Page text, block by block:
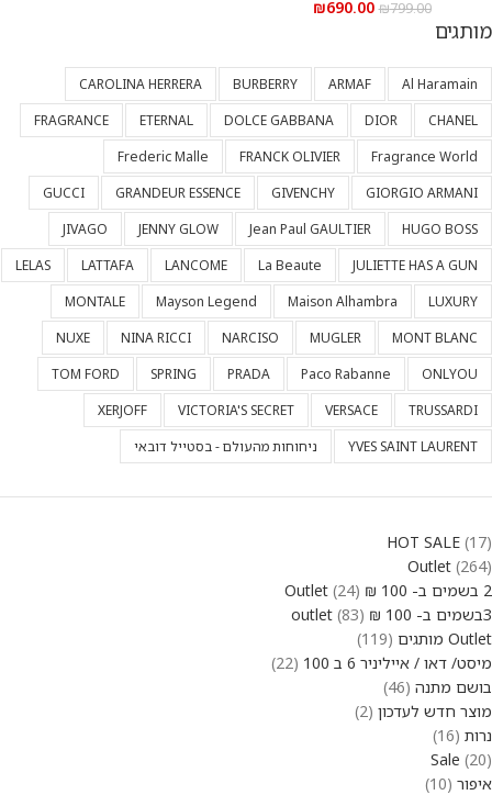
₪799.00
₪690.00
מותגים
Al Haramain
ARMAF
BURBERRY
CAROLINA HERRERA
CHANEL
DIOR
DOLCE GABBANA
ETERNAL
FRAGRANCE
Fragrance World
FRANCK OLIVIER
Frederic Malle
GIORGIO ARMANI
GIVENCHY
GRANDEUR ESSENCE
GUCCI
HUGO BOSS
Jean Paul GAULTIER
JENNY GLOW
JIVAGO
JULIETTE HAS A GUN
La Beaute
LANCOME
LATTAFA
LELAS
LUXURY
Maison Alhambra
Mayson Legend
MONTALE
MONT BLANC
MUGLER
NARCISO
NINA RICCI
NUXE
ONLYOU
Paco Rabanne
PRADA
SPRING
TOM FORD
TRUSSARDI
VERSACE
VICTORIA'S SECRET
XERJOFF
YVES SAINT LAURENT
ניחוחות מהעולם - בסטייל דובאי
HOT SALE 17
Outlet 264
2 בשמים ב- 100 ₪ Outlet
24
3בשמים ב- 100 ₪ outlet
83
Outlet מותגים
119
מיסט/ דאו / אייליניר 6 ב 100
22
בושם מתנה 46
מוצר חדש לעדכון 2
נרות 16
Sale 20
איפור 10